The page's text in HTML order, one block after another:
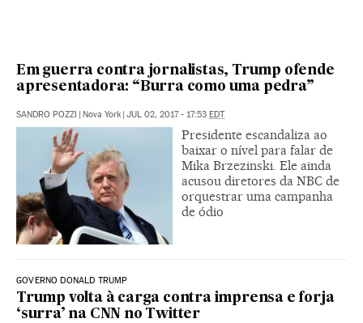
Em guerra contra jornalistas, Trump ofende
apresentadora: “Burra como uma pedra”
SANDRO POZZI | Nova York | JUL 02, 2017 - 17:53 EDT
Presidente escandaliza ao
baixar o nível para falar de
Mika Brzezinski. Ele ainda
acusou diretores da NBC de
orquestrar uma campanha
de ódio
GOVERNO DONALD TRUMP
Trump volta à carga contra imprensa e forja
‘surra’ na CNN no Twitter